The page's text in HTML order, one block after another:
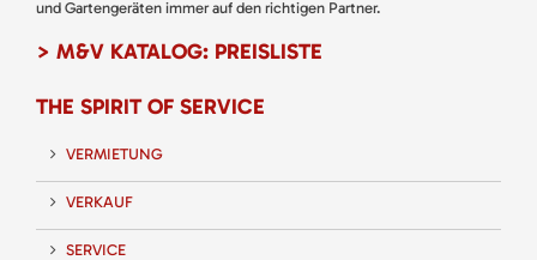
und Gartengeräten immer auf den richtigen Partner.
> M&V KATALOG: PREISLISTE
THE SPIRIT OF SERVICE
VERMIETUNG
VERKAUF
SERVICE